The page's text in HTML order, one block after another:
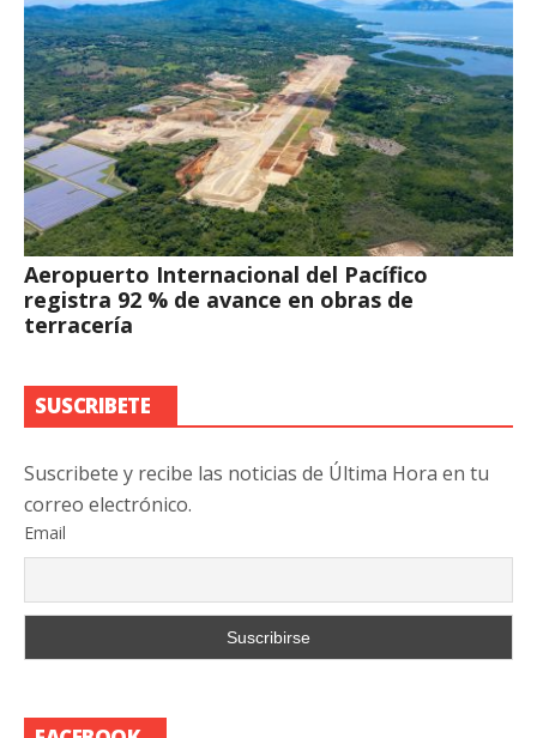
Aeropuerto Internacional del Pacífico
registra 92 % de avance en obras de
terracería
SUSCRIBETE
Suscribete y recibe las noticias de Última Hora en tu
correo electrónico.
Email